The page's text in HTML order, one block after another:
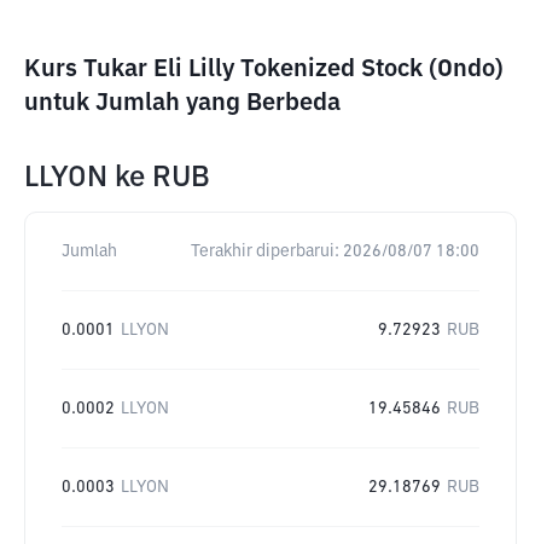
Kurs Tukar Eli Lilly Tokenized Stock (Ondo)
untuk Jumlah yang Berbeda
LLYON ke RUB
Jumlah Terakhir diperbarui: 2026/08/07 18:00
0.0001 LLYON 9.72923 RUB
0.0002 LLYON 19.45846 RUB
0.0003 LLYON 29.18769 RUB